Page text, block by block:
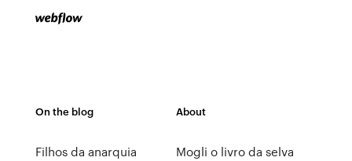
On the blog
Filhos da anarquia
About
Mogli o livro da selva